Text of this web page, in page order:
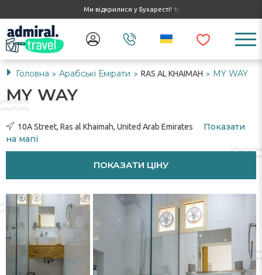
Ми відкрилися у Бухаресті! ✨
Головна > Арабські Емірати > RAS AL KHAIMAH > MY WAY
MY WAY
10A Street, Ras al Khaimah, United Arab Emirates
Показати
на мапі
ПОКАЗАТИ ЦІНУ